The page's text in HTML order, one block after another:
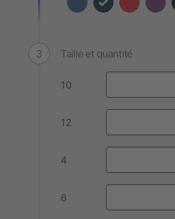
Taille et quantité
10
12
4
6